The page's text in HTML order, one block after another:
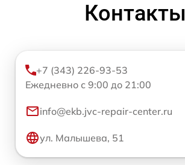
Контакты
+7 (343) 226-93-53
Ежедневно с 9:00 до 21:00
info@ekb.jvc-repair-center.ru
ул. Малышева, 51